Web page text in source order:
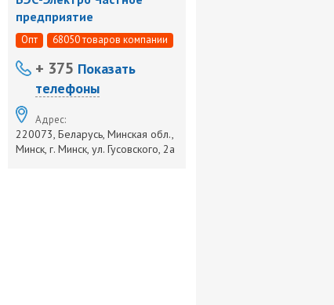
предприятие
Опт 68050 товаров компании
+ 375 Показать
телефоны
Адрес:
220073, Беларусь, Минская обл.,
Минск, г. Минск, ул. Гусовского, 2а